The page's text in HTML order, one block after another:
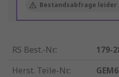
Bestandsabfrage leider
RS Best.-Nr.:
179-
Herst. Teile-Nr.: